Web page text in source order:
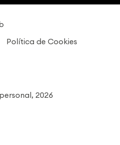
Política de Cookies
2026